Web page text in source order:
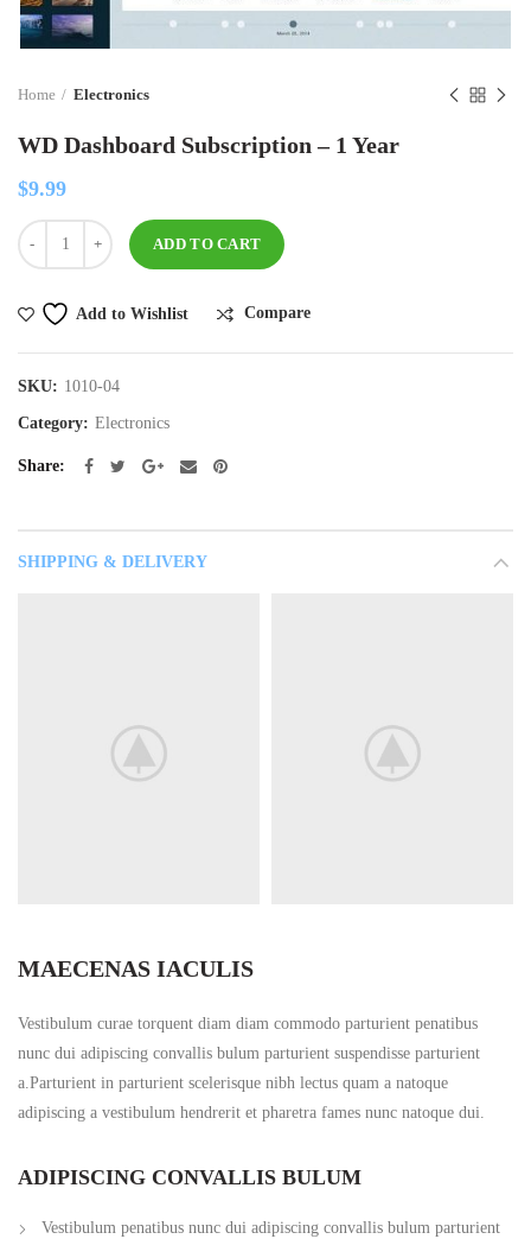
Home Electronics
WD Dashboard Subscription – 1 Year
$9.99
Quantity
ADD TO CART
Add to Wishlist Compare
SKU: 1010-04
Category: Electronics
Share
SHIPPING & DELIVERY
MAECENAS IACULIS
Vestibulum curae torquent diam diam commodo parturient penatibus
nunc dui adipiscing convallis bulum parturient suspendisse parturient
a.Parturient in parturient scelerisque nibh lectus quam a natoque
adipiscing a vestibulum hendrerit et pharetra fames nunc natoque dui.
ADIPISCING CONVALLIS BULUM
Vestibulum penatibus nunc dui adipiscing convallis bulum parturient